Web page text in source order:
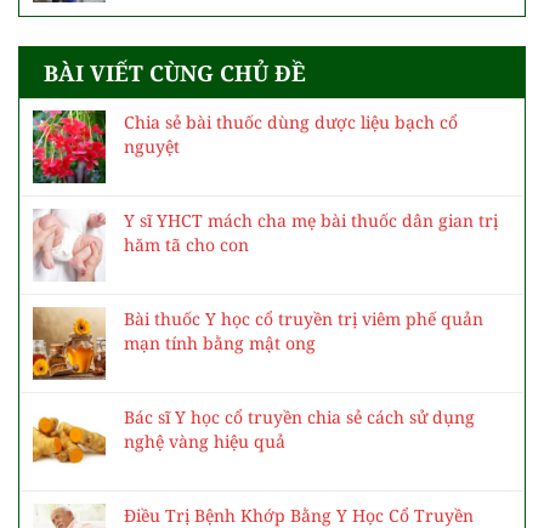
BÀI VIẾT CÙNG CHỦ ĐỀ
Chia sẻ bài thuốc dùng dược liệu bạch cổ
nguyệt
Y sĩ YHCT mách cha mẹ bài thuốc dân gian trị
hăm tã cho con
Bài thuốc Y học cổ truyền trị viêm phế quản
mạn tính bằng mật ong
Bác sĩ Y học cổ truyền chia sẻ cách sử dụng
nghệ vàng hiệu quả
Điều Trị Bệnh Khớp Bằng Y Học Cổ Truyền